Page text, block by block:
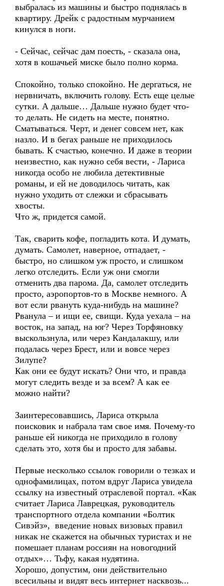
выбралась из машины и быстро поднялась в
квартиру. Дрейк с радостным мурчанием
кинулся в ноги.
- Сейчас, сейчас дам поесть, - сказала она,
хотя в кошачьей миске было полно корма.
Спокойно, только спокойно. Не дергаться, не
нервничать, включить голову. Есть еще целые
сутки. А дальше… Дальше нужно будет что-
то делать. Не сидеть на месте, понятно.
Сматываться. Черт, и денег совсем нет, как
назло. И в бегах раньше не приходилось
бывать. К счастью, конечно. И даже в теории
неизвестно, как нужно себя вести, - Лариса
никогда особо не любила детективные
романы, и ей не доводилось читать, как
нужно уходить от слежки и сбрасывать
хвосты.
Что ж, придется самой.
Так, сварить кофе, погладить кота. И думать,
думать. Самолет, наверное, отпадает, -
быстро, но слишком уж просто, и слишком
легко отследить. Если уж они смогли
отменить два парома. Да, самолет отследить
просто, аэропортов-то в Москве немного. А
вот если рвануть куда-нибудь на машине?
Рванула – и ищи ее, свищи. Куда уехала – на
восток, на запад, на юг? Через Торфяновку
выскользнула, или через Кандалакшу, или
подалась через Брест, или и вовсе через
Зилупе?
Как они ее будут искать? Они что, и правда
могут следить везде и за всем? А как ее
можно найти?
Заинтересовавшись, Лариса открыла
поисковик и набрала там свое имя. Почему-то
раньше ей никогда не приходило в голову
сделать это, хотя бы и просто для забавы.
Первые несколько ссылок говорили о тезках и
однофамилицах, потом вдруг Лариса увидела
ссылку на известный отраслевой портал. «Как
считает Лариса Лаврецкая, руководитель
транспортного отдела компании «Болтик
Сивэйз», введение новых визовых правил
никак не скажется на обычных туристах и не
помешает планам россиян на новогодний
отдых»… Тьфу, какая нудятина.
Хорошо, допустим, они действительно
всесильны и видят весь интернет насквозь...